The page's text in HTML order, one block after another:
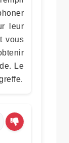
leur
vous
Le